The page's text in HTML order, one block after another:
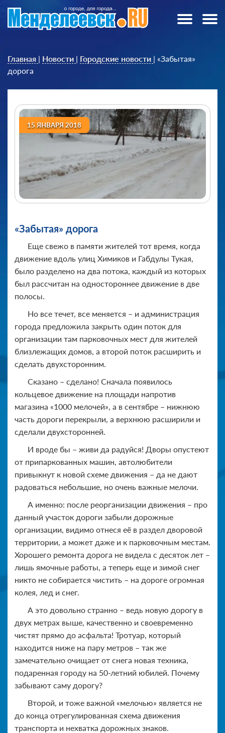
Главная | Новости | Городские новости | «Забытая»
дорога
15 ЯНВАРЯ 2018
«Забытая» дорога
Еще свежо в памяти жителей тот время, когда
движение вдоль улиц Химиков и Габдулы Тукая,
было разделено на два потока, каждый из которых
был рассчитан на одностороннее движение в две
полосы.
Но все течет, все меняется – и администрация
города предложила закрыть один поток для
организации там парковочных мест для жителей
близлежащих домов, а второй поток расширить и
сделать двухсторонним.
Сказано – сделано! Сначала появилось
кольцевое движение на площади напротив
магазина «1000 мелочей», а в сентябре – нижнюю
часть дороги перекрыли, а верхнюю расширили и
сделали двухсторонней.
И вроде бы – живи да радуйся! Дворы опустеют
от припаркованных машин, автолюбители
привыкнут к новой схеме движения – да не дают
радоваться небольшие, но очень важные мелочи.
А именно: после реорганизации движения – про
данный участок дороги забыли дорожные
организации, видимо отнеся её в раздел дворовой
территории, а может даже и к парковочным местам.
Хорошего ремонта дорога не видела с десяток лет –
лишь ямочные работы, а теперь еще и зимой снег
никто не собирается чистить – на дороге огромная
колея, лед и снег.
А это довольно странно – ведь новую дорогу в
двух метрах выше, качественно и своевременно
чистят прямо до асфальта! Тротуар, который
находится ниже на пару метров – так же
замечательно очищает от снега новая техника,
подаренная городу на 50-летний юбилей. Почему
забывают саму дорогу?
Второй, и тоже важной «мелочью» является не
до конца отрегулированная схема движения
транспорта и нехватка дорожных знаков.